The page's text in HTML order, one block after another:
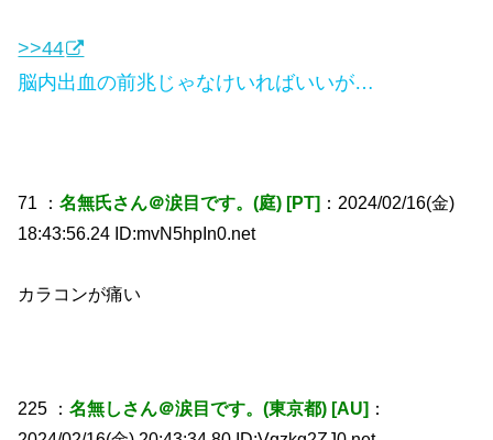
>>44
脳内出血の前兆じゃなけいればいいが…
71 ：名無氏さん＠涙目です。(庭) [PT] ：2024/02/16(金)
18:43:56.24 ID:mvN5hpIn0.net
カラコンが痛い
225 ：名無しさん＠涙目です。(東京都) [AU] ：